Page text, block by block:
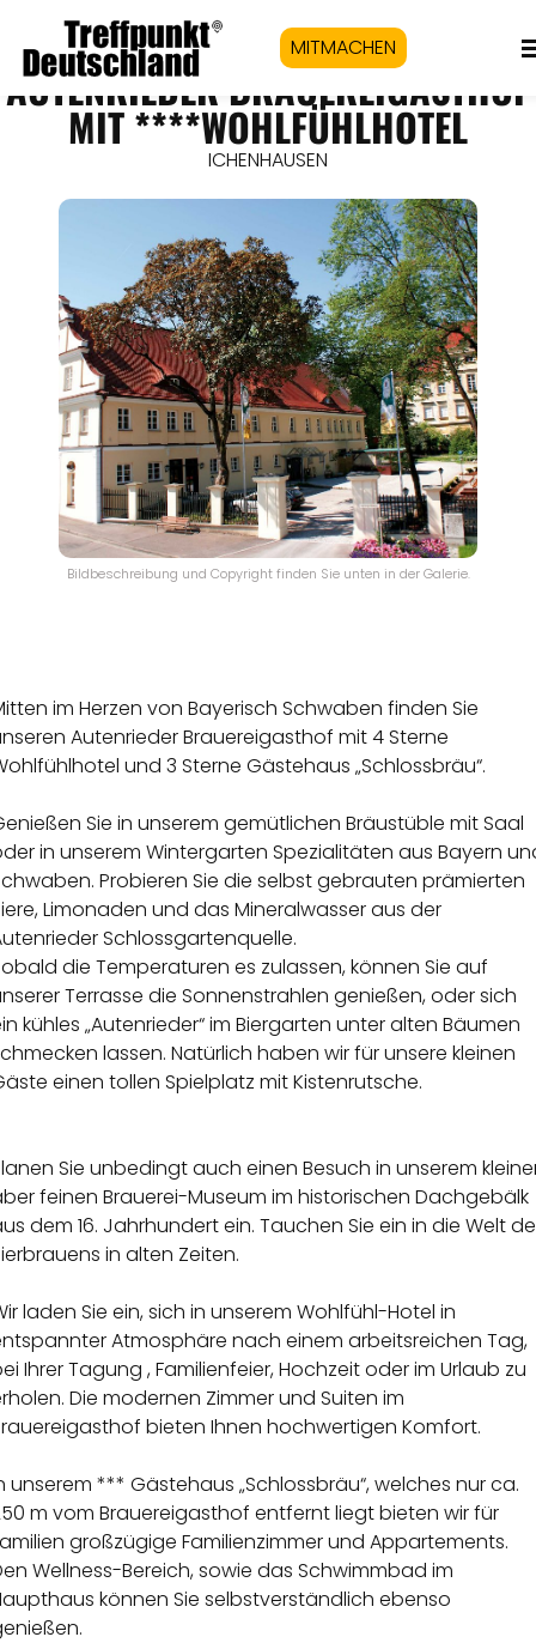
MITMACHEN
AUTENRIEDER BRAUEREIGASTHOF
MIT ****WOHLFÜHLHOTEL
ICHENHAUSEN
Bildbeschreibung und Copyright finden Sie unten in der Galerie.
im Herzen von Bayerisch Schwaben finden Sie
Autenrieder Brauereigasthof mit 4 Sterne
und 3 Sterne Gästehaus „Schlossbräu“.
Sie in unserem gemütlichen Bräustüble mit Saal
in unserem Wintergarten Spezialitäten aus Bayern
Probieren Sie die selbst gebrauten prämierten
Limonaden und das Mineralwasser aus der
Schlossgartenquelle.
die Temperaturen es zulassen, können Sie auf
Terrasse die Sonnenstrahlen genießen, oder sich
kühles „Autenrieder“ im Biergarten unter alten Bäumen
lassen. Natürlich haben wir für unsere kleinen
einen tollen Spielplatz mit Kistenrutsche.
Sie unbedingt auch einen Besuch in unserem
feinen Brauerei-Museum im historischen Dachgebälk
dem 16. Jahrhundert ein. Tauchen Sie ein in die Welt
in alten Zeiten.
laden Sie ein, sich in unserem Wohlfühl-Hotel in
Atmosphäre nach einem arbeitsreichen Tag,
Ihrer Tagung , Familienfeier, Hochzeit oder im Urlaub zu
Die modernen Zimmer und Suiten im
bieten Ihnen hochwertigen Komfort.
unserem *** Gästehaus „Schlossbräu“, welches nur ca.
m vom Brauereigasthof entfernt liegt bieten wir für
großzügige Familienzimmer und Appartements.
Wellness-Bereich, sowie das Schwimmbad im
können Sie selbstverständlich ebenso